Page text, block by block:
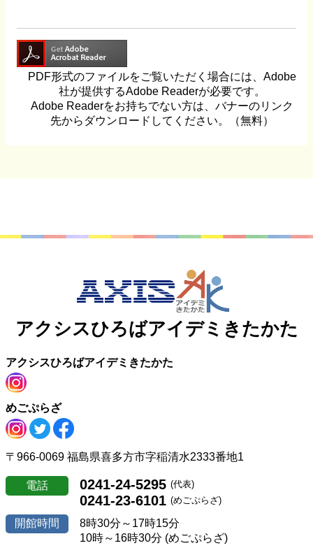
PDF形式のファイルをご覧いただく場合には、Adobe
社が提供するAdobe Readerが必要です。
Adobe Readerをお持ちでない方は、バナーのリンク
先からダウンロードしてください。（無料）
アクシスひろばアイデミきたかた
アクシスひろばアイデミきたかた
めごぷらざ
〒966-0069 福島県喜多方市字稲清水2333番地1
電話 0241-24-5295 (代表)
0241-23-6101 (めごぷらざ)
開館時間
8時30分～17時15分
10時～16時30分 (めごぷらざ)